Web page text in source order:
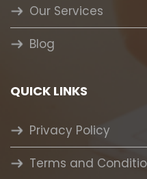
Our Services
Blog
QUICK LINKS
Privacy Policy
Terms and